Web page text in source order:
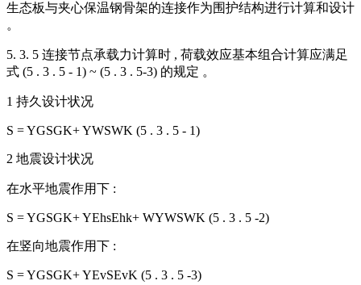
生态板与夹心保温钢骨架的连接作为围护结构进行计算和设计
。
5. 3. 5 连接节点承载力计算时 , 荷载效应基本组合计算应满足
式 (5 . 3 . 5 - 1) ~ (5 . 3 . 5-3) 的规定 。
1 持久设计状况
S = YGSGK+ YWSWK (5 . 3 . 5 - 1)
2 地震设计状况
在水平地震作用下 :
S = YGSGK+ YEhsEhk+ WYWSWK (5 . 3 . 5 -2)
在竖向地震作用下 :
S = YGSGK+ YEvSEvK (5 . 3 . 5 -3)